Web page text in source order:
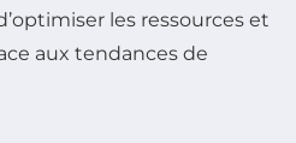
les ressources et
aux tendances de